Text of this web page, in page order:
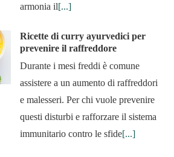
armonia il[...]
Ricette di curry ayurvedici per
prevenire il raffreddore
Durante i mesi freddi è comune
assistere a un aumento di raffreddori
e malesseri. Per chi vuole prevenire
questi disturbi e rafforzare il sistema
immunitario contro le sfide[...]